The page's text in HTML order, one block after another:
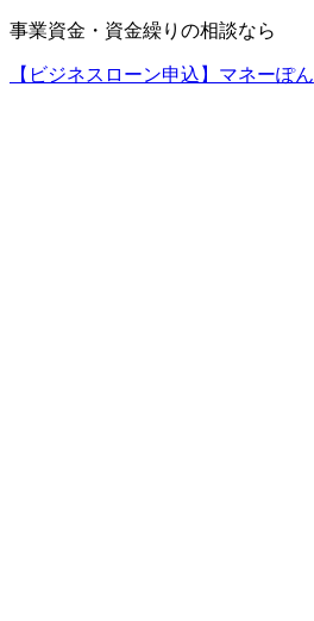
事業資金・資金繰りの相談なら
【ビジネスローン申込】マネーぽん